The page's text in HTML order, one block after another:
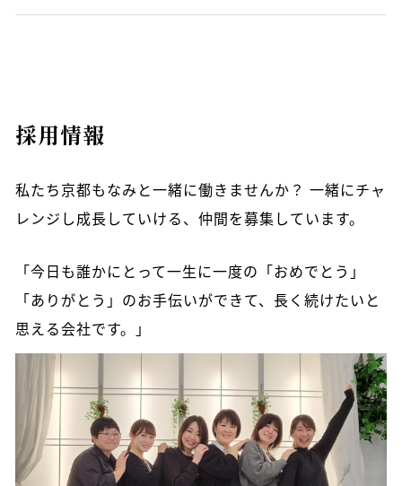
採用情報
私たち京都もなみと一緒に働きませんか？ 一緒にチャ
レンジし成長していける、仲間を募集しています。
「今日も誰かにとって一生に一度の「おめでとう」
「ありがとう」のお手伝いができて、長く続けたいと
思える会社です。」